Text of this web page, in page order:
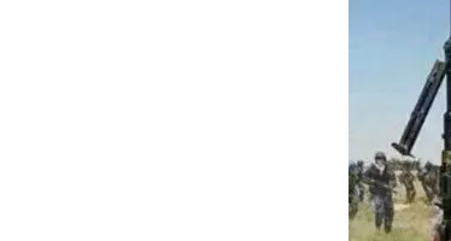
HERMANO